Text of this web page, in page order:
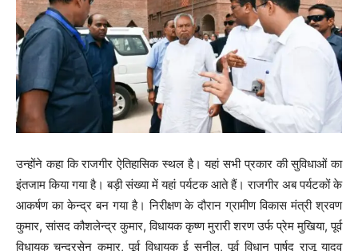
उन्होंने कहा कि राजगीर ऐतिहासिक स्थल है। यहां सभी प्रकार की सुविधाओं का
इंतजाम किया गया है। बड़ी संख्या में यहां पर्यटक आते हैं। राजगीर अब पर्यटकों के
आकर्षण का केन्द्र बन गया है। निरीक्षण के दौरान ग्रामीण विकास मंत्री श्रवण
कुमार, सांसद कौशलेन्द्र कुमार, विधायक कृष्ण मुरारी शरण उर्फ प्रेम मुखिया, पूर्व
विधायक चन्द्रसेन कुमार, पूर्व विधायक ई सुनील, पूर्व विधान पार्षद राजू यादव